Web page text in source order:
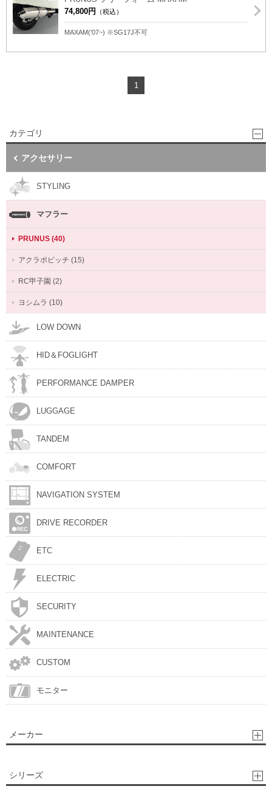
74,800円
（税込）
MAXAM('07~) ※SG17J不可
1
カテゴリ
アクセサリー
STYLING
マフラー
PRUNUS (40)
アクラポビッチ (15)
RC甲子園 (2)
ヨシムラ (10)
LOW DOWN
HID＆FOGLIGHT
PERFORMANCE DAMPER
LUGGAGE
TANDEM
COMFORT
NAVIGATION SYSTEM
DRIVE RECORDER
ETC
ELECTRIC
SECURITY
MAINTENANCE
CUSTOM
モニター
メーカー
シリーズ